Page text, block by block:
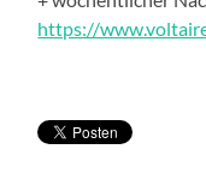
https://